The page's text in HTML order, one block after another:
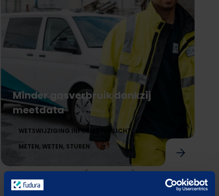
Minder gasverbruik dankzij
meetdata
WETSWIJZIGING INFORMATIEPLICHT
METEN, WETEN, STUREN
Minder gasverbruik dankzij meetdata
vorige
1
Volgende